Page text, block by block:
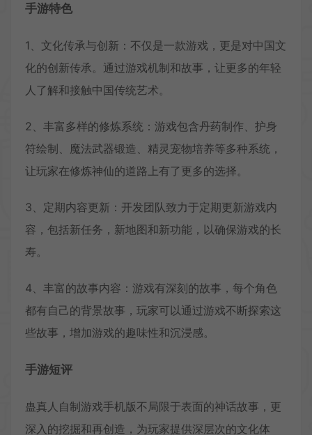
手游特色
1、文化传承与创新：不仅是一款游戏，更是对中国文
化的创新传承。通过游戏机制和故事，让更多的年轻
人了解和接触中国传统艺术。
2、丰富多样的修炼系统：游戏包含丹药制作、护身
符绘制、魔法武器锻造、精灵宠物培养等多种系统，
让玩家在修炼神仙的道路上有了更多的选择。
3、定期内容更新：开发团队致力于定期更新游戏内
容，包括新任务，新地图和新功能，以确保游戏的长
寿。
4、丰富的故事内容：游戏有深刻的故事，每个角色
都有自己的背景故事，玩家可以通过游戏不断探索这
些故事，增加游戏的趣味性和沉浸感。
手游短评
蛊真人自制游戏手机版不局限于表面的神话故事，更
深入的挖掘和再创造，为玩家提供深层次的文化体